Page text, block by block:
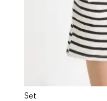
Set